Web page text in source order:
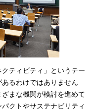
クティビティ」というテー
るわけではありません
まな機関が検討を進めて
クトやサステナビリティ